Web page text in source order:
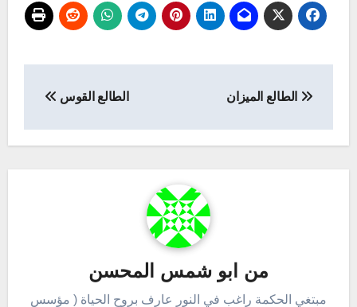
المقالات
الطالع الميزان الطالع القوس
من ابو شمس المحسن
مبتغي الحكمة راغب في النور عارف بروح الحياة ( مؤسس